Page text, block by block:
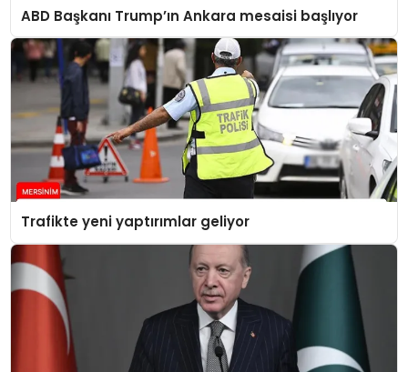
ABD Başkanı Trump’ın Ankara mesaisi başlıyor
Trafikte yeni yaptırımlar geliyor